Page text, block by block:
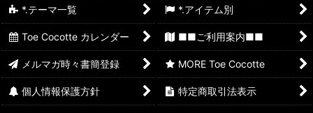
*.テーマ一覧 *.アイテム別
Toe Cocotte カレンダー ■■ご利用案内■■
メルマガ時々書簡登録 MORE Toe Cocotte
個人情報保護方針 特定商取引法表示